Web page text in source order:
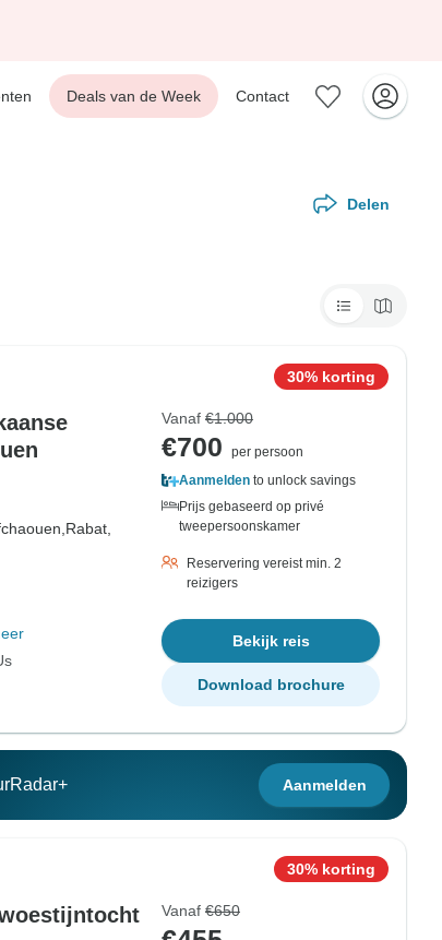
Deals van de Week Contact
Delen
Rabat,
30% korting
Vanaf €1.000
€700
per persoon
Aanmelden to unlock savings
Prijs gebaseerd op privé
tweepersoonskamer
Reservering vereist min. 2
reizigers
Bekijk reis
Download brochure
Aanmelden
30% korting
Vanaf €650